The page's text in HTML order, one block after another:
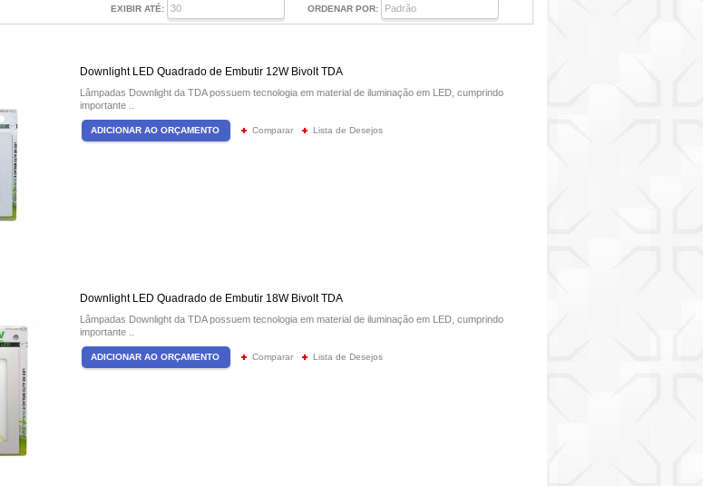
ORDENAR POR:
EXIBIR ATÉ:
Downlight LED Quadrado de Embutir 12W Bivolt TDA
Lâmpadas Downlight da TDA possuem tecnologia em material de iluminação em LED, cumprindo
importante ..
Comparar Lista de Desejos
Downlight LED Quadrado de Embutir 18W Bivolt TDA
Lâmpadas Downlight da TDA possuem tecnologia em material de iluminação em LED, cumprindo
importante ..
Comparar Lista de Desejos